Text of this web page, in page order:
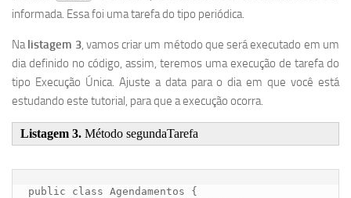
informada. Essa foi uma tarefa do tipo periódica.
Nalistagem 3, vamos criar um método que será executado em um
dia definido no código, assim, teremos uma execução de tarefa do
tipo Execução Única. Ajuste a data para o dia em que você está
estudando este tutorial, para que a execução ocorra.
Listagem 3. Método segundaTarefa
public class Agendamentos {